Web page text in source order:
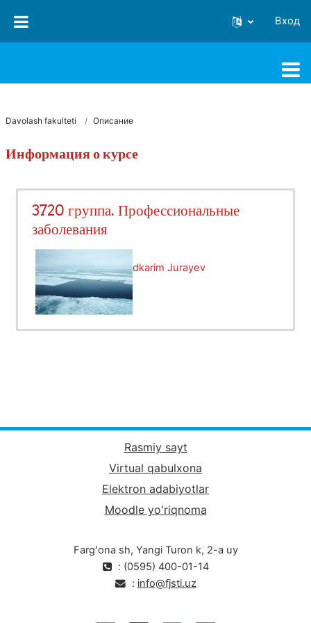
Вход
Davolash fakulteti Описание
Информация о курсе
3720 группа. Профессиональные
заболевания
Учитель:Muxammadkarim Jurayev
Rasmiy sayt
Virtual qabulxona
Elektron adabiyotlar
Moodle yo'riqnoma
Fargʻona sh, Yangi Turon k, 2-a uy
: (0595) 400-01-14
: info@fjsti.uz